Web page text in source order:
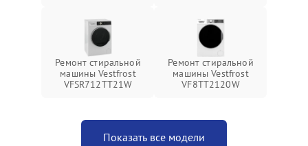
Ремонт стиральной
машины Vestfrost
VFSR712TT21W
Ремонт стиральной
машины Vestfrost
VF8TT2120W
Показать все модели